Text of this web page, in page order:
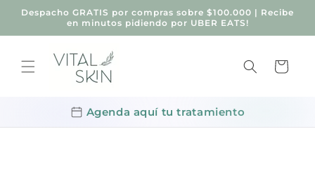
directamente
al contenido
Despacho GRATIS por compras sobre $100.000 | Recibe
en minutos pidiendo por UBER EATS!
Carrito
Agenda aquí tu tratamiento